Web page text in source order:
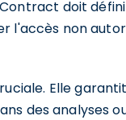
doit
l'accès non
Elle
des analyses